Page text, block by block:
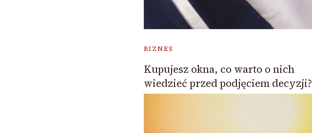
BIZNES
Kupujesz okna, co warto o nich
wiedzieć przed podjęciem decyzji?